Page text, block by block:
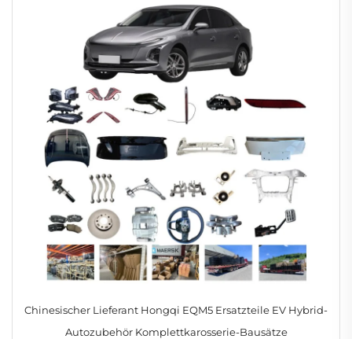
Chinesischer Lieferant Hongqi EQM5 Ersatzteile EV Hybrid-
Autozubehör Komplettkarosserie-Bausätze